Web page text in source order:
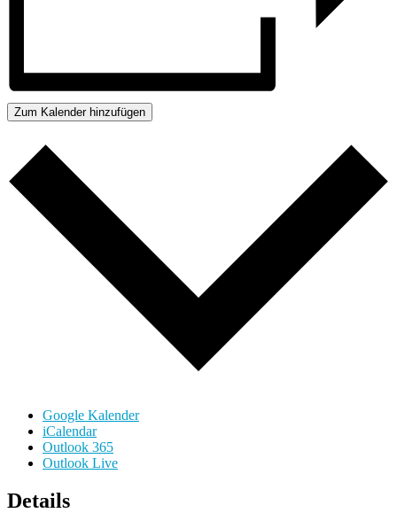
Zum Kalender hinzufügen
Google Kalender
iCalendar
Outlook 365
Outlook Live
Details